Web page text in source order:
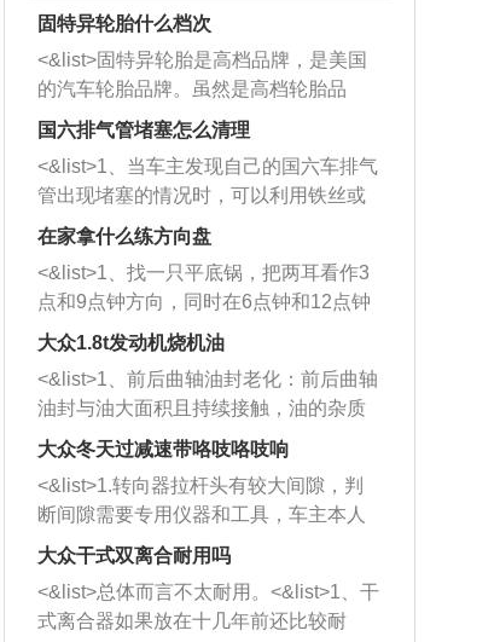
固特异轮胎什么档次
<&list>固特异轮胎是高档品牌，是美国
的汽车轮胎品牌。虽然是高档轮胎品
牌，但是中高低端的轮胎都有生产，这
也是为了更好的开拓市场。
国六排气管堵塞怎么清理
<&list>1、当车主发现自己的国六车排气
管出现堵塞的情况时，可以利用铁丝或
者是细棍，直接将杂物给取出来，如果
堵塞情况比较严重，也可以采取应急措
施。 <&list>2、直接利用木棍将所有的
杂物推到排气管里面的位置处，然后将
三元催化器拆解开，就可以将堵塞的东
西取出来。但如果是因为积碳过多引起
的堵塞，就需要将三元催化器泡在草酸
洗剂对堵塞的情况得到解决，将清洗剂
放在燃油箱中，与燃油混合后，车辆启
动时，就可以和汽油一起进入到燃烧
室，最后形成废气排出，就可以让三元
催化器得到清洗，排气管堵塞的情况就
能够得到解决。
在家拿什么练方向盘
<&list>1、找一只平底锅，把两耳看作3
点和9点钟方向，同时在6点钟和12点钟
方向做一个标记。 <&list>2、双手握住
一圈半的练习，往右同样也要打相同的
圈数。 <&list>3、最后强调要反复练
习，这样就可以形成肌肉记忆，在真实
驾驶车辆时，不需要记忆也能打好方
向。
大众1.8t发动机烧机油
<&list>1、前后曲轴油封老化：前后曲轴
油封与油大面积且持续接触，油的杂质
和发动机内持续温度变化使其密封效果
逐渐减弱，导致渗油或漏油。<&list>2、
活塞间隙过大：积碳会使活塞环与缸体
的间隙扩大，导致机油流入燃烧室中，
造成烧机油。<&list>3、机油粘度。使用
机油粘度过小的话，同样会有烧机油现
象，机油粘度过小具有很好的流动性，
大众冬天过减速带咯吱咯吱响
<&list>1.转向器拉杆头有较大间隙，判
断间隙需要专用仪器和工具，车主本人
无法制作，需要将车辆送到修理厂或4s
店；<&list>2.车辆半轴套管防尘罩破
裂，破裂后会出现漏油现象，使半轴磨
损严重，磨损的半轴容易损坏，产生异
大众干式双离合耐用吗
<&list>总体而言不太耐用。<&list>1、干
式离合器如果放在十几年前还比较耐